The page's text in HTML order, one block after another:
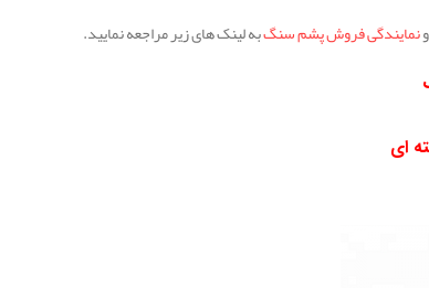
نمایندگی فروش پشم سنگبه لینک های زیر مراجعه نمایید.
ای